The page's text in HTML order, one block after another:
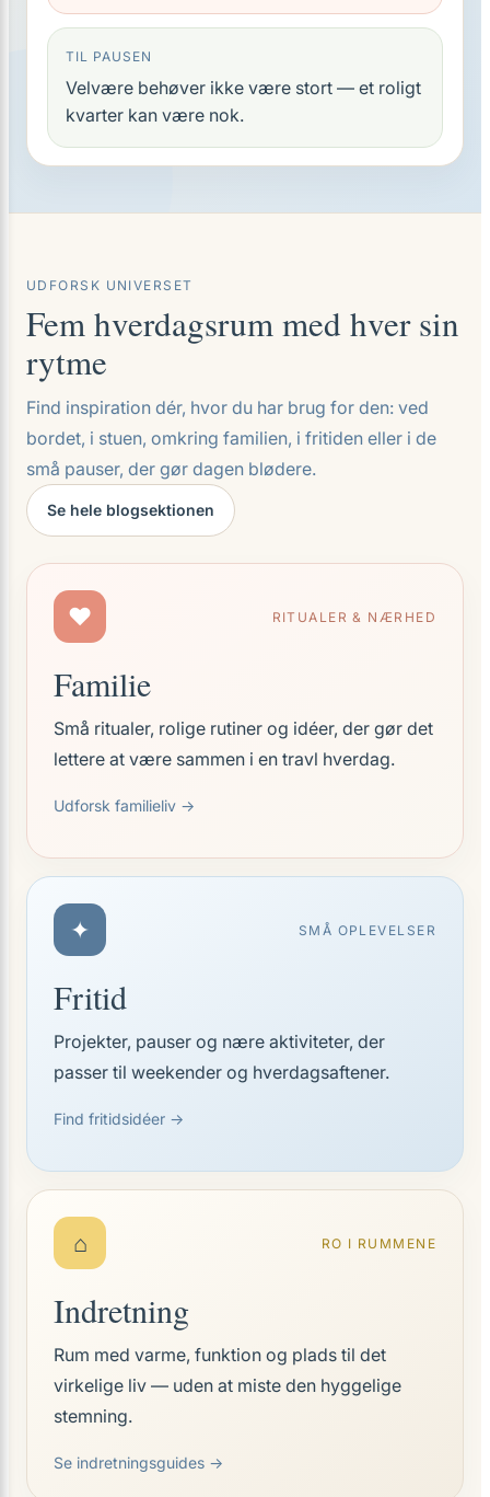
TIL PAUSEN
Velvære behøver ikke være stort — et roligt
kvarter kan være nok.
UDFORSK UNIVERSET
Fem hverdagsrum med hver sin
rytme
Find inspiration dér, hvor du har brug for den: ved
bordet, i stuen, omkring familien, i fritiden eller i de
små pauser, der gør dagen blødere.
Se hele blogsektionen
♥ RITUALER & NÆRHED
Familie
Små ritualer, rolige rutiner og idéer, der gør det
lettere at være sammen i en travl hverdag.
Udforsk familieliv →
✦ SMÅ OPLEVELSER
Fritid
Projekter, pauser og nære aktiviteter, der
passer til weekender og hverdagsaftener.
Find fritidsidéer →
⌂ RO I RUMMENE
Indretning
Rum med varme, funktion og plads til det
virkelige liv — uden at miste den hyggelige
stemning.
Se indretningsguides →